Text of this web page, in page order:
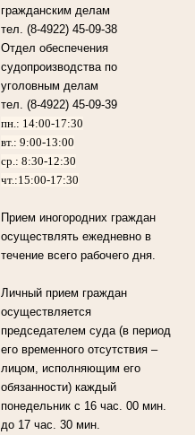
гражданским делам
тел. (8-4922) 45-09-38
Отдел обеспечения
судопроизводства по
уголовным делам
тел. (8-4922) 45-09-39
пн.: 14:00-17:30
вт.: 9:00-13:00
ср.: 8:30-12:30
чт.:15:00-17:30
Прием иногородних граждан
осуществлять ежедневно в
течение всего рабочего дня.
Личный прием граждан
осуществляется
председателем суда (в период
его временного отсутствия –
лицом, исполняющим его
обязанности) каждый
понедельник с 16 час. 00 мин.
до 17 час. 30 мин.